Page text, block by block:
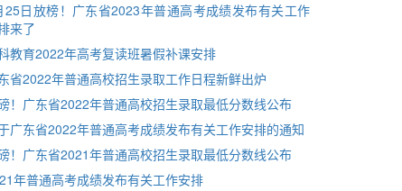
25日放榜！广东省2023年普通高考成绩发布有关工作
来了
教育2022年高考复读班暑假补课安排
省2022年普通高校招生录取工作日程新鲜出炉
！广东省2022年普通高校招生录取最低分数线公布
广东省2022年普通高考成绩发布有关工作安排的通知
！广东省2021年普通高校招生录取最低分数线公布
年普通高考成绩发布有关工作安排